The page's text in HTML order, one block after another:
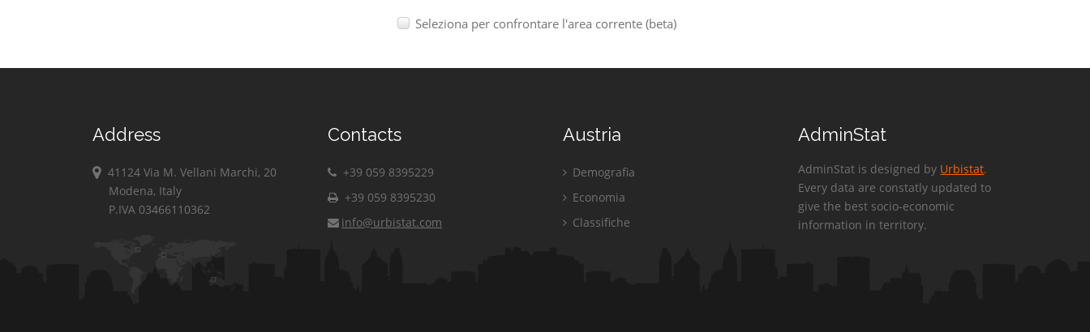
Seleziona per confrontare l'area corrente (beta)
Address
41124 Via M. Vellani Marchi, 20
Modena, Italy
P.IVA 03466110362
Contacts
+39 059 8395229
+39 059 8395230
info@urbistat.com
Austria
Demografia
Economia
Classifiche
AdminStat
AdminStat is designed by Urbistat.
Every data are constatly updated to
give the best socio-economic
information in territory.